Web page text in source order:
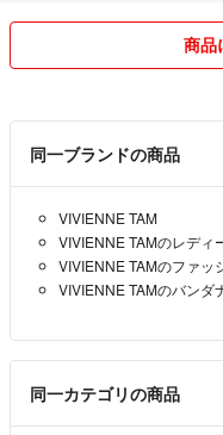
ご清聴ありがとうございま
商品
同一ブランドの商品
VIVIENNE TAM
VIVIENNE TAMのレディ
VIVIENNE TAMのファッ
VIVIENNE TAMのバンダ
同一カテゴリの商品